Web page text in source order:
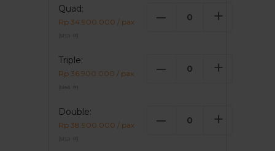
Quad:
Rp 34.900.000 / pax
#
– +
Triple:
Rp 36.900.000 / pax
#
– +
Double:
Rp 38.900.000 / pax
#
– +